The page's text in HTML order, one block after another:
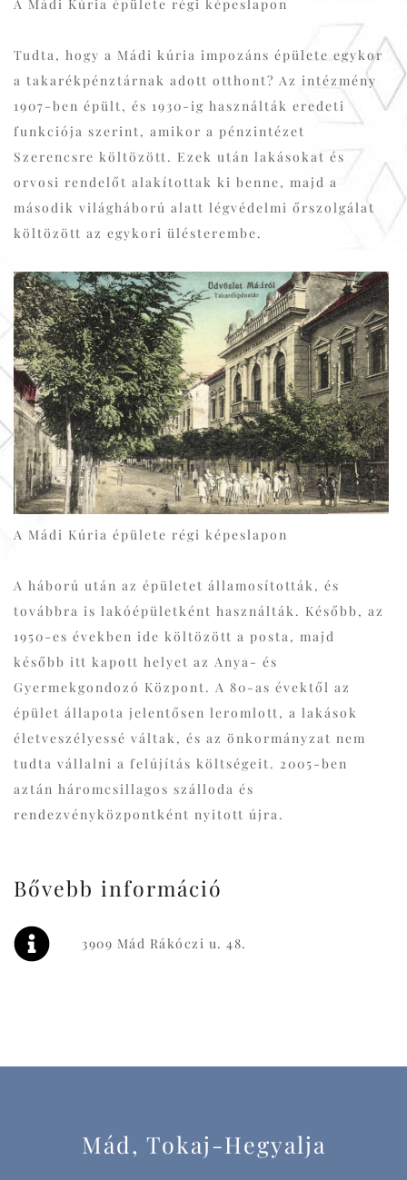
A Mádi Kúria épülete régi képeslapon
Tudta, hogy a Mádi kúria impozáns épülete egykor
a takarékpénztárnak adott otthont? Az intézmény
1907-ben épült, és 1930-ig használták eredeti
funkciója szerint, amikor a pénzintézet
Szerencsre költözött. Ezek után lakásokat és
orvosi rendelőt alakítottak ki benne, majd a
második világháború alatt légvédelmi őrszolgálat
költözött az egykori ülésterembe.
A Mádi Kúria épülete régi képeslapon
A háború után az épületet államosították, és
továbbra is lakóépületként használták. Később, az
1950-es években ide költözött a posta, majd
később itt kapott helyet az Anya- és
Gyermekgondozó Központ. A 80-as évektől az
épület állapota jelentősen leromlott, a lakások
életveszélyessé váltak, és az önkormányzat nem
tudta vállalni a felújítás költségeit. 2005-ben
aztán háromcsillagos szálloda és
rendezvényközpontként nyitott újra.
Bővebb információ
3909 Mád Rákóczi u. 48.
Mád, Tokaj-Hegyalja